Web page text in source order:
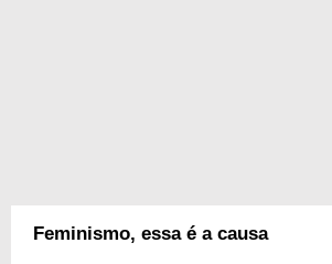
Feminismo, essa é a causa